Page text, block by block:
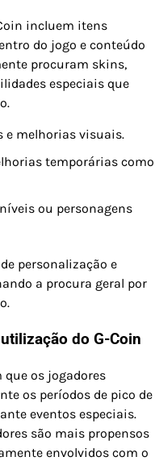
incluem itens
do jogo e conteúdo
procuram skins,
especiais que
e melhorias visuais.
temporárias como
ou personagens
personalização e
a procura geral por
do G-Coin
os jogadores
os períodos de pico de
eventos especiais.
são mais propensos
envolvidos com o